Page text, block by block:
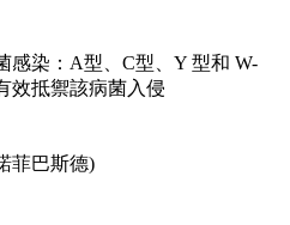
感染：A型、C型、Y 型和 W-
效抵禦該病菌入侵
菲巴斯德)